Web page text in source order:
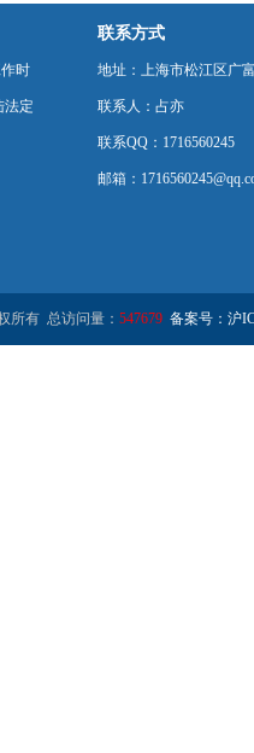
时
法定
联系方式
地址：上海市松江区广
联系人：占亦
联系QQ：1716560245
邮箱：
所有 总访问量： 547679 备案号：沪